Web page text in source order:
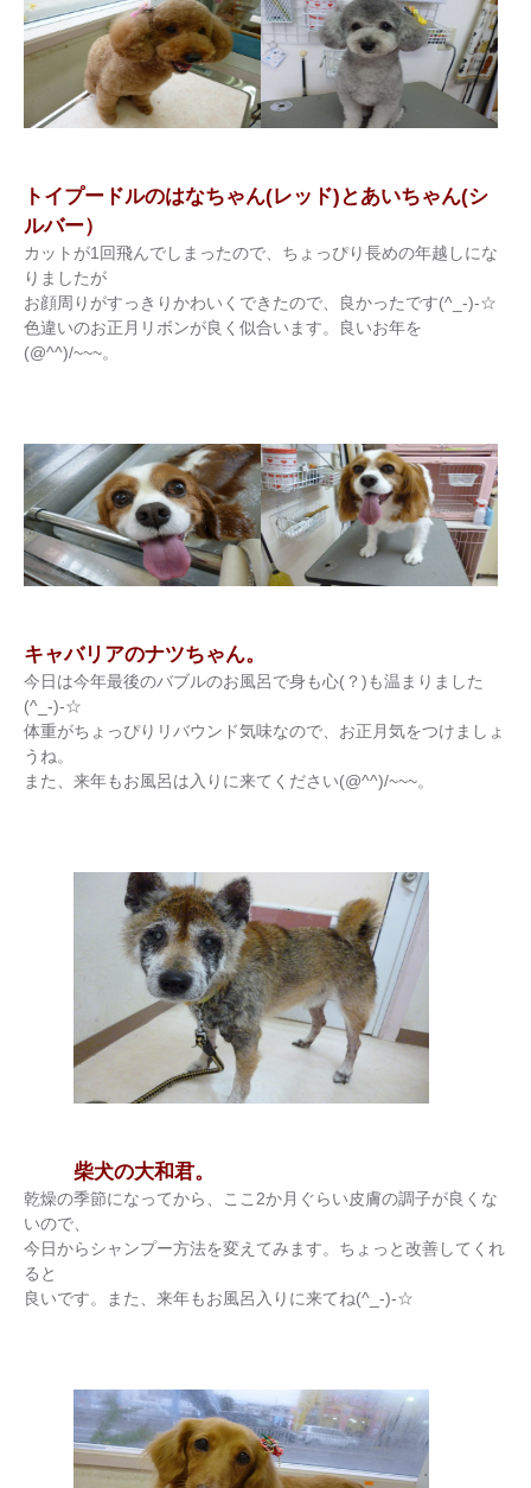
トイプードルのはなちゃん(レッド)とあいちゃん(シ
ルバー）
カットが1回飛んでしまったので、ちょっぴり長めの年越しにな
りましたが
お顔周りがすっきりかわいくできたので、良かったです(^_-)-☆
色違いのお正月リボンが良く似合います。良いお年を
(@^^)/~~~。
キャバリアのナツちゃん。
今日は今年最後のバブルのお風呂で身も心(？)も温まりました
(^_-)-☆
体重がちょっぴりリバウンド気味なので、お正月気をつけましょ
うね。
また、来年もお風呂は入りに来てください(@^^)/~~~。
柴犬の大和君。
乾燥の季節になってから、ここ2か月ぐらい皮膚の調子が良くな
いので、
今日からシャンプー方法を変えてみます。ちょっと改善してくれ
ると
良いです。また、来年もお風呂入りに来てね(^_-)-☆